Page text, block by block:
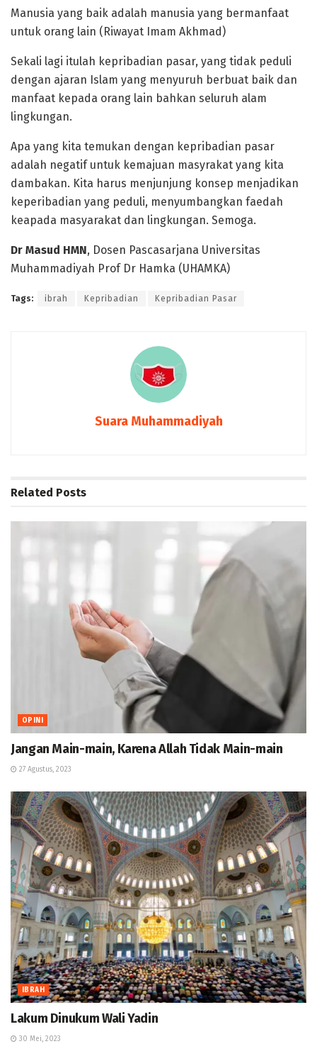
Manusia yang baik adalah manusia yang bermanfaat
untuk orang lain (Riwayat Imam Akhmad)
Sekali lagi itulah kepribadian pasar, yang tidak peduli
dengan ajaran Islam yang menyuruh berbuat baik dan
manfaat kepada orang lain bahkan seluruh alam
lingkungan.
Apa yang kita temukan dengan kepribadian pasar
adalah negatif untuk kemajuan masyrakat yang kita
dambakan. Kita harus menjunjung konsep menjadikan
keperibadian yang peduli, menyumbangkan faedah
keapada masyarakat dan lingkungan. Semoga.
Dr Masud HMN, Dosen Pascasarjana Universitas
Muhammadiyah Prof Dr Hamka (UHAMKA)
Tags: ibrah Kepribadian Kepribadian Pasar
Suara Muhammadiyah
Related Posts
OPINI
Jangan Main-main, Karena Allah Tidak Main-main
27 Agustus, 2023
IBRAH
Lakum Dinukum Wali Yadin
30 Mei, 2023